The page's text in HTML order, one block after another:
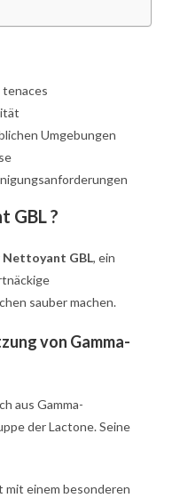
tenaces
Umgebungen
GBL ?
Nettoyant GBL, ein
sauber machen.
von Gamma-
aus Gamma-
der Lactone. Seine
mit einem besonderen